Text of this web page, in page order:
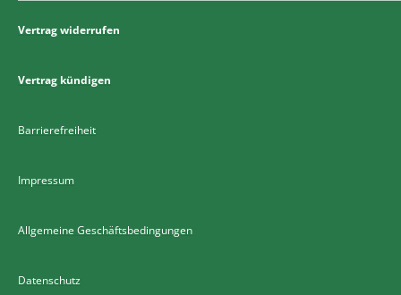
Vertrag widerrufen
Vertrag kündigen
Barrierefreiheit
Impressum
Allgemeine Geschäftsbedingungen
Datenschutz